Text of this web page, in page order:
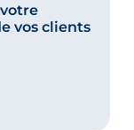
vos clients